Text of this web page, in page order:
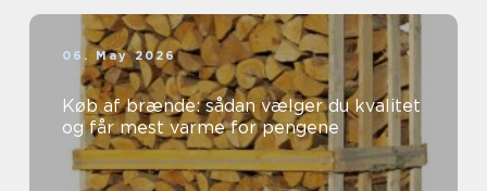
06. May 2026
Køb af brænde: sådan vælger du kvalitet
og får mest varme for pengene